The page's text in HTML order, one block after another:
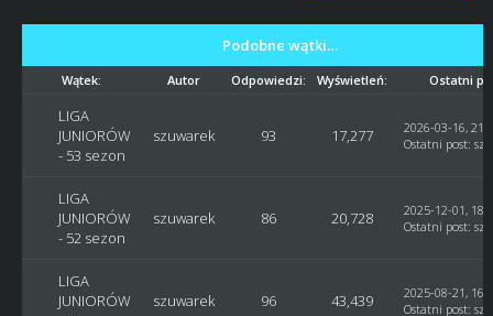
Podobne wątki…
Wątek: Autor Odpowiedzi: Wyświetleń: Ostatni
LIGA
JUNIORÓW
- 53 sezon
szuwarek 93 17,277
2026-03-16,
Ostatni post:
LIGA
JUNIORÓW
- 52 sezon
szuwarek 86 20,728
2025-12-01,
Ostatni post:
LIGA
JUNIORÓW
szuwarek 96 43,439
2025-08-21,
Ostatni post: